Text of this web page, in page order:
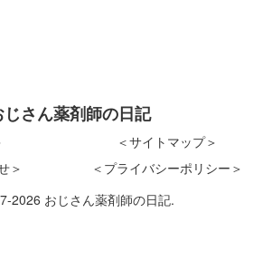
じさん薬剤師の日記
＜サイトマップ＞
＞
＜プライバシーポリシー＞
2026 おじさん薬剤師の日記.